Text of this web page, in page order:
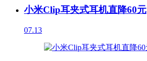
小米Clip耳夹式耳机直降60元
07.13